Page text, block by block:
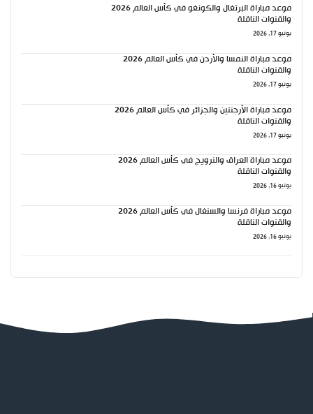
موعد مباراة البرتغال والكونغو في كأس العالم 2026
والقنوات الناقلة
يونيو 17, 2026
موعد مباراة النمسا والأردن في كأس العالم 2026
والقنوات الناقلة
يونيو 17, 2026
موعد مباراة الأرجنتين والجزائر في كأس العالم 2026
والقنوات الناقلة
يونيو 17, 2026
موعد مباراة العراق والنرويج في كأس العالم 2026
والقنوات الناقلة
يونيو 16, 2026
موعد مباراة فرنسا والسنغال في كأس العالم 2026
والقنوات الناقلة
يونيو 16, 2026